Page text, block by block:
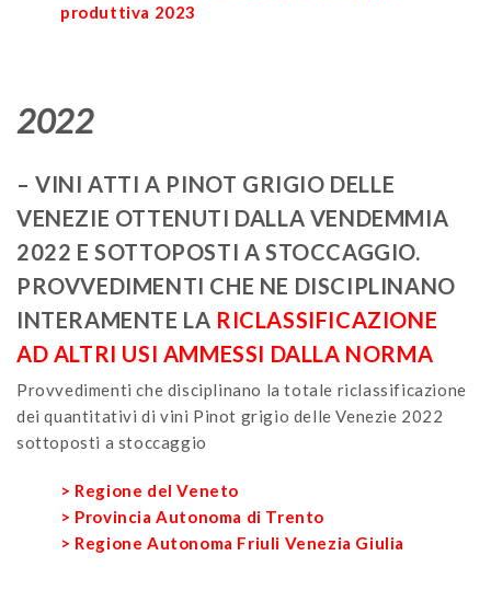
produttiva 2023
2022
– VINI ATTI A PINOT GRIGIO DELLE
VENEZIE OTTENUTI DALLA VENDEMMIA
2022 E SOTTOPOSTI A STOCCAGGIO.
PROVVEDIMENTI CHE NE DISCIPLINANO
INTERAMENTE LA RICLASSIFICAZIONE
AD ALTRI USI AMMESSI DALLA NORMA
Provvedimenti che disciplinano la totale riclassificazione
dei quantitativi di vini Pinot grigio delle Venezie 2022
sottoposti a stoccaggio
> Regione del Veneto
> Provincia Autonoma di Trento
> Regione Autonoma Friuli Venezia Giulia